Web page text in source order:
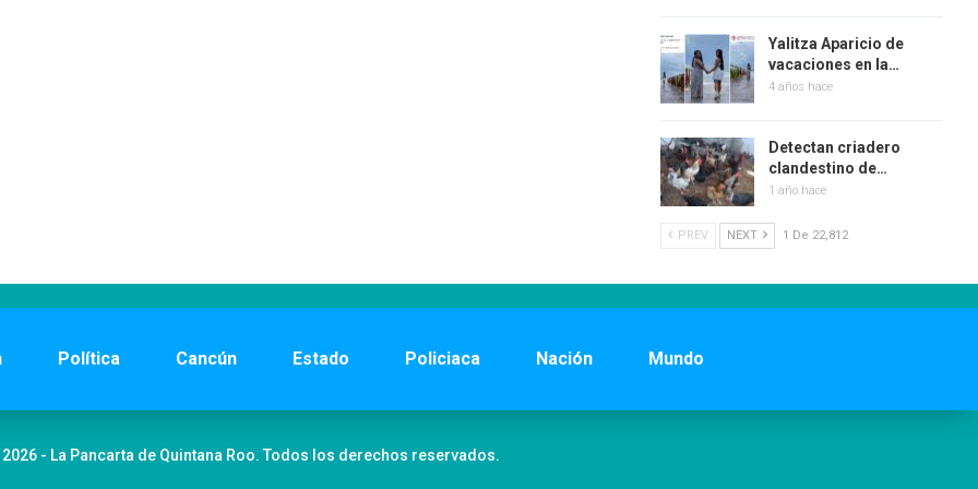
Yalitza Aparicio de
vacaciones en la…
4 años hace
Detectan criadero
clandestino de…
1 año hace
PREV NEXT 1 De 22,812
Política Cancún Estado Policiaca Nación Mundo
- La Pancarta de Quintana Roo. Todos los derechos reservados.